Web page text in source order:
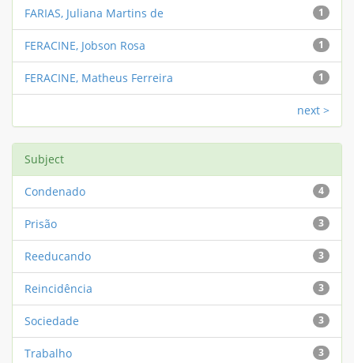
1
FARIAS, Juliana Martins de
1
FERACINE, Jobson Rosa
1
FERACINE, Matheus Ferreira
next >
Subject
4
Condenado
3
Prisão
3
Reeducando
3
Reincidência
3
Sociedade
3
Trabalho